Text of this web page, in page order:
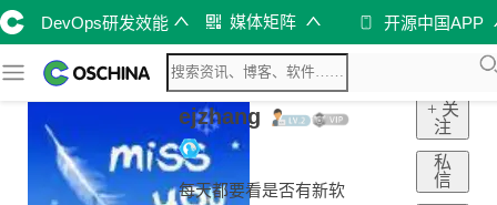
DevOps研发效能 媒体矩阵 开源中国APP
ejzhang
每天都要看是否有新软
+ 关
注
私
信